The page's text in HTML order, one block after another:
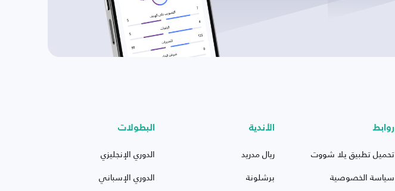
روابط
تحميل تطبيق يلا شووت
سياسة الخصوصية
الأندية
ريال مدريد
برشلونة
البطولات
الدوري الإنجليزي
الدوري الإسباني